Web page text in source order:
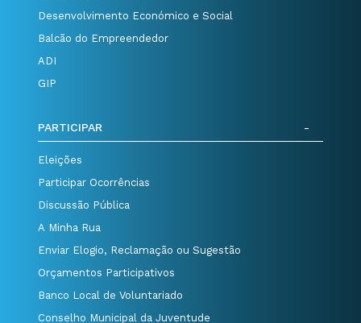
Desenvolvimento Económico e Social
Balcão do Empreendedor
ADI
GIP
PARTICIPAR
Eleições
Participar Ocorrências
Discussão Pública
A Minha Rua
Enviar Elogio, Reclamação ou Sugestão
Orçamentos Participativos
Banco Local de Voluntariado
Conselho Municipal da Juventude